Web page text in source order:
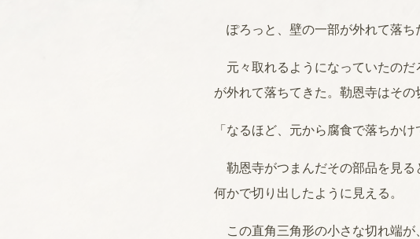
ぽろっと、壁の一部が外れて落ち
元々取れるようになっていたのだ
が外れて落ちてきた。勒恩寺はその
「なるほど、元から腐食で落ちか
勒恩寺がつまんだその部品を見る
何かで切り出したように見える。
この直角三角形の小さな切れ端が